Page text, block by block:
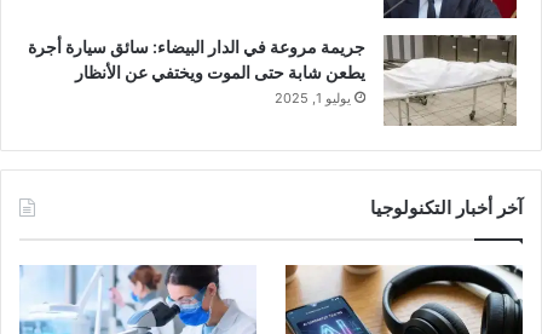
جريمة مروعة في الدار البيضاء: سائق سيارة أجرة
يطعن شابة حتى الموت ويختفي عن الأنظار
يوليو 1, 2025
آخر أخبار التكنولوجيا